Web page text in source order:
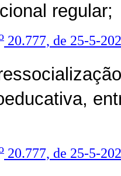
regular;
20.777, de 25-5-
20.777, de 25-5-